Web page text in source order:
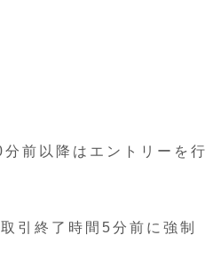
前以降はエントリーを行
引終了時間5分前に強制